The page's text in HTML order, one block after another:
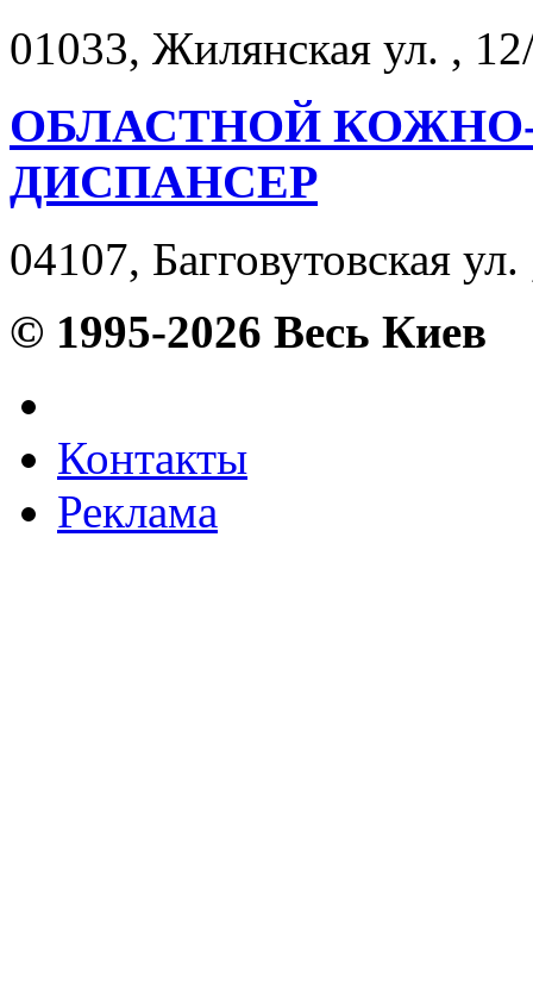
01033, Жилянская ул. ,
ОБЛАСТНОЙ
ДИСПАНСЕР
04107, Багговутовская
© 1995-2026 Весь Киев
Контакты
Реклама